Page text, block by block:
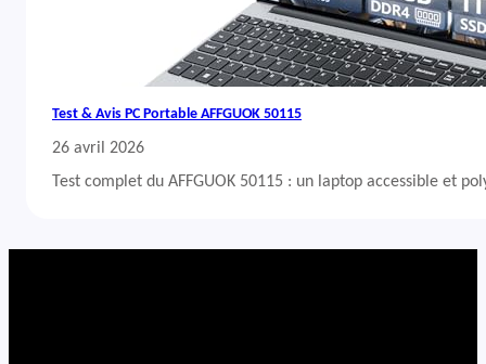
Test & Avis PC Portable AFFGUOK 50115
26 avril 2026
Test complet du AFFGUOK 50115 : un laptop accessible